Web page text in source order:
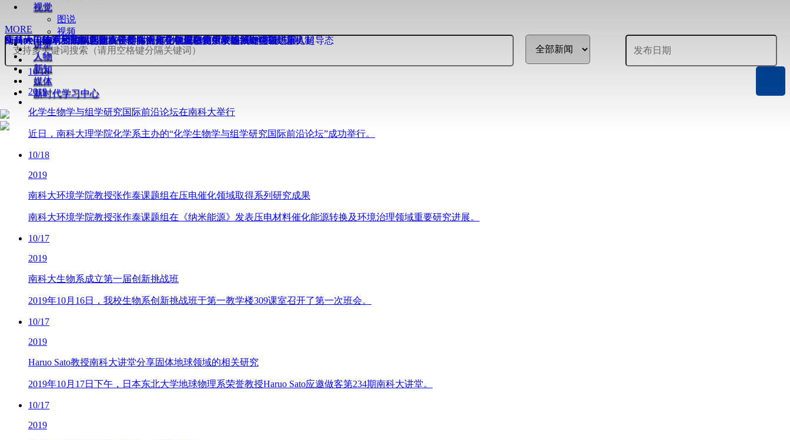
视觉
图说
视频
讲堂
人物
新知
媒体
新时代学习中心
Nature丨南科大周鑫课题组在奇点增强芯片级陀螺仪研究中取得重要进展
南科大田瑞军和陶丽芝团队合作在活体化学蛋白质组学领域取得新进展
薛其坤—陈卓昱团队合作在镍基高温超导机理研究中取得关键突破
Science丨南科大谭斌团队在不对称光催化领域取得重要进展
南科大何佳清团队揭示超离子导体中离子在皮秒尺度下的“结伴扩散”新机制
Nature丨南科大薛其坤-陈卓昱团队合作在镍氧化物中发现新奇强磁场重入超导态
MORE
10/18
2019
化学生物学与组学研究国际前沿论坛在南科大举行
近日，南科大理学院化学系主办的“化学生物学与组学研究国际前沿论坛”成功举行。
10/18
2019
南科大环境学院教授张作泰课题组在压电催化领域取得系列研究成果
南科大环境学院教授张作泰课题组在《纳米能源》发表压电材料催化能源转换及环境治理领域重要研究进展。
10/17
2019
南科大生物系成立第一届创新挑战班
2019年10月16日，我校生物系创新挑战班于第一教学楼309课室召开了第一次班会。
10/17
2019
Haruo Sato教授南科大讲堂分享固体地球领域的相关研究
2019年10月17日下午，日本东北大学地球物理系荣誉教授Haruo Sato应邀做客第234期南科大讲堂。
10/17
2019